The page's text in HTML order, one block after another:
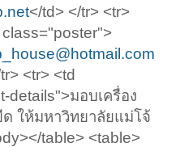
</td> </tr> <tr>
<tr> <td
details">มอบเครื่อง
ให้มหาวิทยาลัยแม่โจ้
table> <table>